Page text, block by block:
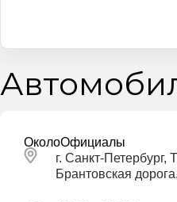
ОколоОфициалы
г. Санкт-
Брантовская